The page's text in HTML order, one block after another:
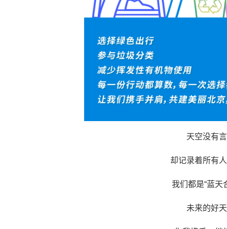
天空没有
却记录着所有
我们都是“蓝天
未来的好